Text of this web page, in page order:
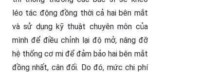
léo tác động đồng thời cả hai bên mắt
và sử dụng kỹ thuật chuyên môn của
mình để điều chỉnh lại độ mở, nâng đỡ
hệ thống cơ mi để đảm bảo hai bên mắt
đồng nhất, cân đối. Do đó, mức chi phí